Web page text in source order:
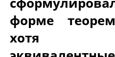
форме
хотя